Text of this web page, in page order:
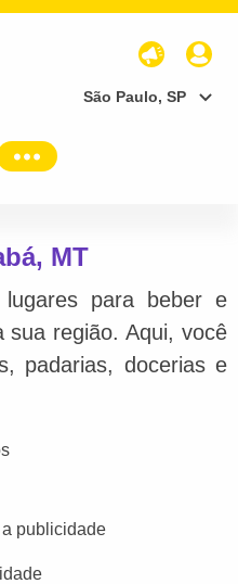
São Paulo, SP
MT
para beber e
sua região. Aqui, você
padarias, docerias e
publicidade